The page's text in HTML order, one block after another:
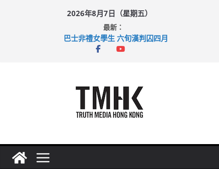
2026年8月7日（星期五）
最新：
巴士非禮女學生 六旬漢判囚四月
涉造假公屋富戶申報表 倉管員准保釋候訊